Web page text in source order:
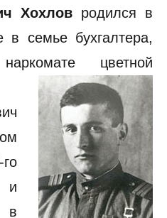
Хохлов родился в
семье бухгалтера,
цветной
и
в